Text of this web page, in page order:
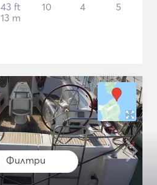
Филтри
43 ft
13 m
10 4 5